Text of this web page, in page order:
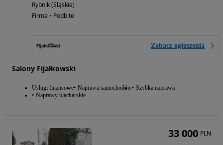
Rybnik (Śląskie)
Firma • Podbite
Zobacz ogłoszenia
Salony Fijałkowski
Usługi finansowe Naprawa samochodów Szybka naprawa
Naprawy blacharskie
33 000 PLN